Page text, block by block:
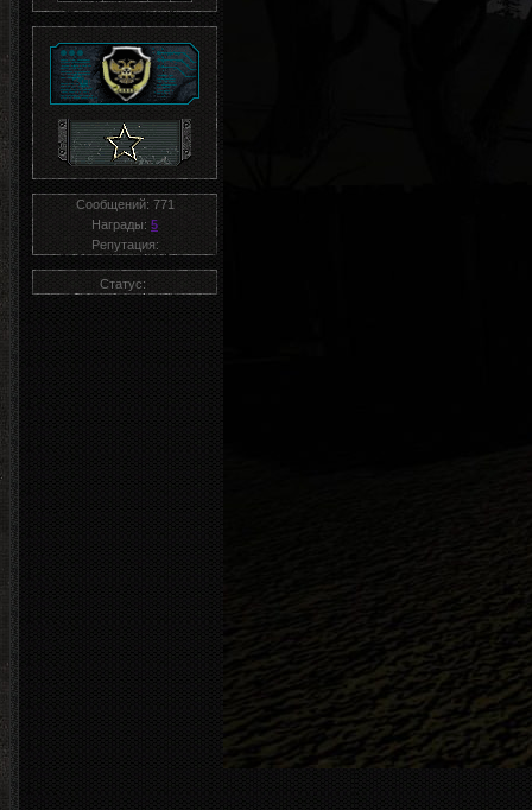
Сообщений: 771
Награды: 5
Репутация:
Статус: